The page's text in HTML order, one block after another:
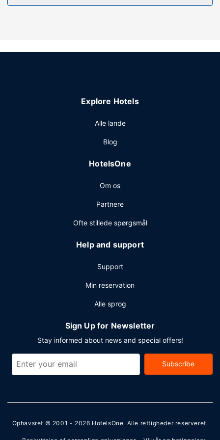
skønne udsigt, og du kan nyde godt af faciliteter, såsom
renseri/vaskeservice, en døgnåben reception og
rådighed mod et tillægsgebyr i et begrænset tidsrum, og
Explore Hotels
Alle lande
Blog
HotelsOne
Om os
Partnere
Ofte stillede spørgsmål
Help and support
Support
Min reservation
Alle sprog
Sign Up for Newsletter
Stay informed about news and special offers!
Subscribe
Ophavsret © 2001 - 2026 HotelsOne. Alle rettigheder reserveret.